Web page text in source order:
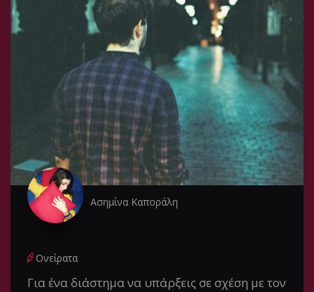
Ασημίνα Καποράλη
Ονείρατα
Για ένα διάστημα να υπάρξεις σε σχέση με τον